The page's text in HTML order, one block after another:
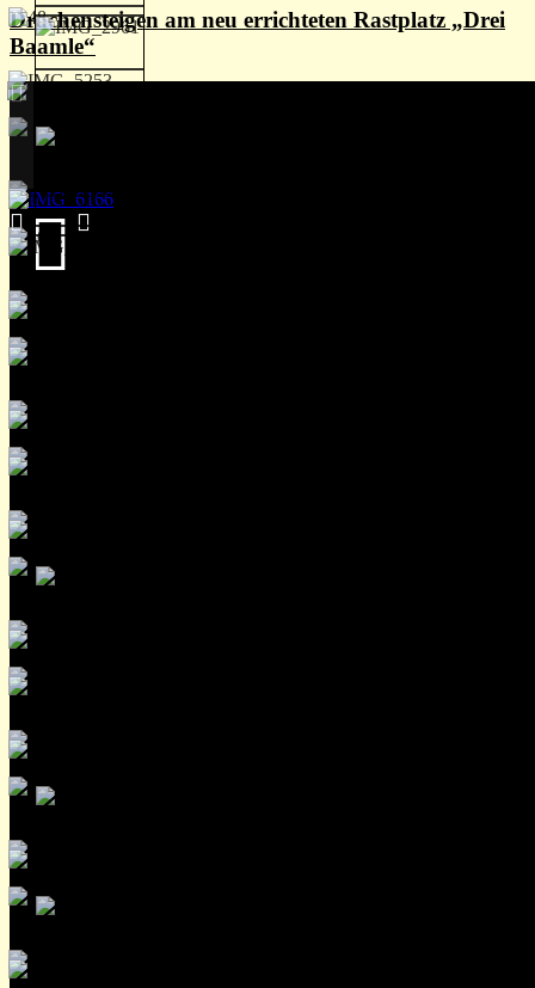
Drachensteigen am neu errichteten Rastplatz „Drei
Baamle“